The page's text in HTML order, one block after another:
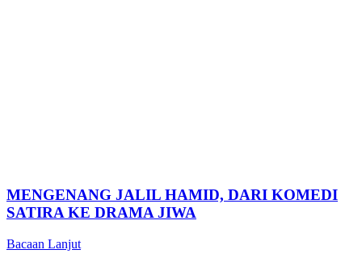
MENGENANG JALIL HAMID, DARI KOMEDI
SATIRA KE DRAMA JIWA
Bacaan Lanjut